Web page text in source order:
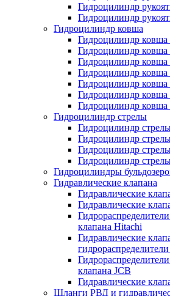
Гидроцилиндр
Гидроцилиндр
Гидроцилиндр ковша
Гидроцилиндр ковша
Гидроцилиндр ковша
Гидроцилиндр ковша
Гидроцилиндр ковша
Гидроцилиндр ковша
Гидроцилиндр ковша
Гидроцилиндр ковша
Гидроцилиндр стрелы
Гидроцилиндр
Гидроцилиндр
Гидроцилиндр
Гидроцилиндр
Гидроцилиндры
Гидравлические клапана
Гидравлические
Гидравлические
клапана Hitachi
Гидравлические
клапана JCB
Гидравлические
Шланги РВД и